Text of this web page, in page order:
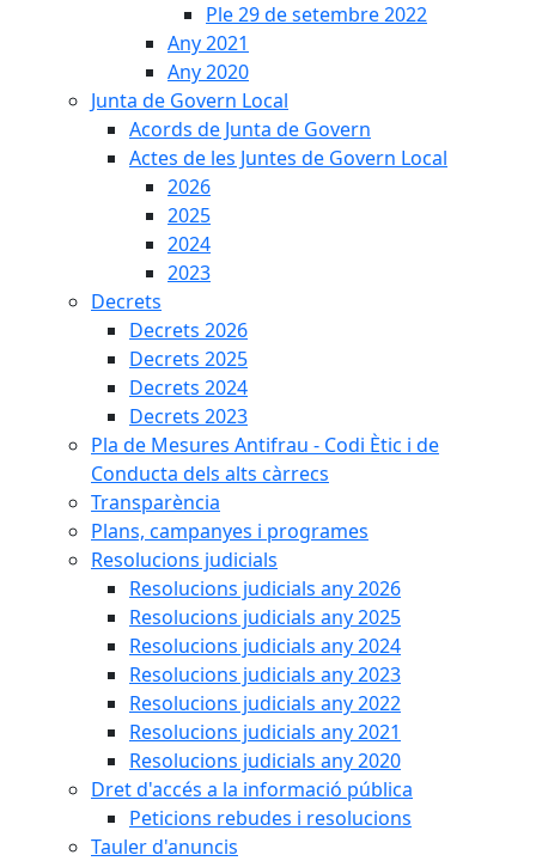
Ple 29 de setembre 2022
Any 2021
Any 2020
Junta de Govern Local
Acords de Junta de Govern
Actes de les Juntes de Govern Local
2026
2025
2024
2023
Decrets
Decrets 2026
Decrets 2025
Decrets 2024
Decrets 2023
Pla de Mesures Antifrau - Codi Ètic i de
Conducta dels alts càrrecs
Transparència
Plans, campanyes i programes
Resolucions judicials
Resolucions judicials any 2026
Resolucions judicials any 2025
Resolucions judicials any 2024
Resolucions judicials any 2023
Resolucions judicials any 2022
Resolucions judicials any 2021
Resolucions judicials any 2020
Dret d'accés a la informació pública
Peticions rebudes i resolucions
Tauler d'anuncis